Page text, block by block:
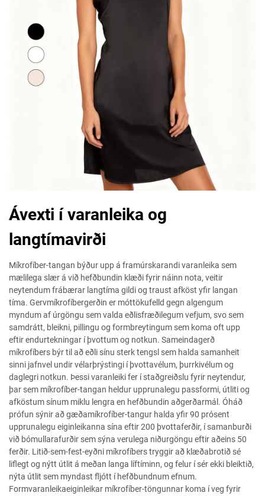
Ávexti í varanleika og
langtímavirði
Míkrofíber-tangan býður upp á framúrskarandi varanleika sem
mælilega slær á við hefðbundin klæði fyrir náinn nota, veitir
neytendum frábærar langtíma gildi og traust afköst yfir langan
tíma. Gervmíkrofíbergerðin er móttökufelld gegn algengum
myndum af úrgöngu sem valda eðlisfræðilegum vefjum, svo sem
samdrátt, bleikni, pillingu og formbreytingum sem koma oft upp
eftir endurtekningar í þvottum og notkun. Sameindagerð
míkrofíbers býr til að eðli sínu sterk tengsl sem halda samanheit
sinni jafnvel undir vélarþrýstingi í þvottavélum, þurrkivélum og
daglegri notkun. Þessi varanleiki fer í staðgreiðslu fyrir neytendur,
þar sem míkrofíber-tangan heldur upprunalegu passformi, útliti og
afköstum sínum miklu lengra en hefðbundin aðgerðarmál. Óháð
prófun sýnir að gæðamíkrofíber-tangur halda yfir 90 prósent
upprunalegu eiginleikanna sína eftir 200 þvottaferðir, í samanburði
við bómullarafurðir sem sýna verulega niðurgöngu eftir aðeins 50
ferðir. Litið-sem-fest-eyðni míkrofíbers tryggir að klæðabrotið sé
liflegt og nýtt útlit á meðan langa líftíminn, og felur í sér ekki bleiktið,
nýta útlit sem myndast fljótt í hefðbundnum efnum.
Formvaranleikaeiginleikar míkrofíber-töngunnar koma í veg fyrir